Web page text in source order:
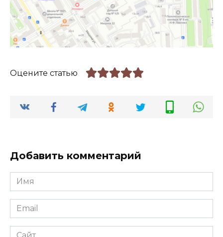
Оцените статью
Добавить комментарий
Имя
*
Email
*
Сайт